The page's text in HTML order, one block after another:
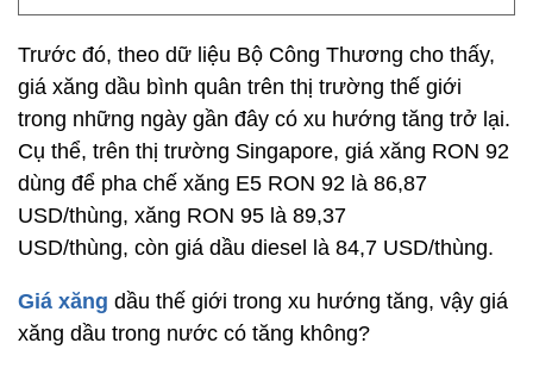
Trước đó, theo dữ liệu Bộ Công Thương cho thấy,
giá xăng dầu bình quân trên thị trường thế giới
trong những ngày gần đây có xu hướng tăng trở lại.
Cụ thể, trên thị trường Singapore, giá xăng RON 92
dùng để pha chế xăng E5 RON 92 là 86,87
USD/thùng, xăng RON 95 là 89,37
USD/thùng, còn giá dầu diesel là 84,7 USD/thùng.
Giá xăng dầu thế giới trong xu hướng tăng, vậy giá
xăng dầu trong nước có tăng không?